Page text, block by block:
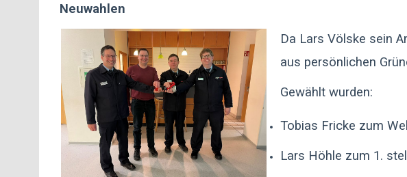
Neuwahlen
Da Lars Völske sein
aus persönlichen
Gewählt wurden:
Tobias Fricke zum
Lars Höhle zum 1.